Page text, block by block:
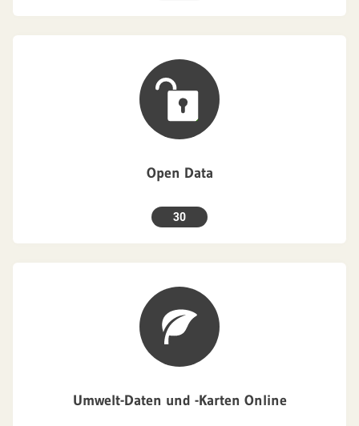
Open Data
30
Umwelt-Daten und -Karten Online